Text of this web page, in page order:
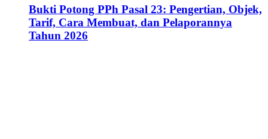
Bukti Potong PPh Pasal 23: Pengertian, Objek,
Tarif, Cara Membuat, dan Pelaporannya
Tahun 2026